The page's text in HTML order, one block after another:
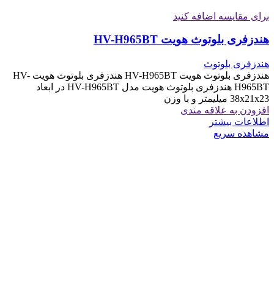
برای مقایسه اضافه کنید
هندزفری بلوتوث هویت HV-H965BT
هندزفری بلوتوث
هندزفری بلوتوث هویت HV-H965BT هندزفری بلوتوث هویت HV-
H965BT هندزفری بلوتوث هویت مدل HV-H965BT در ابعاد
38x21x23 میلیمتر و با وزن
افزودن به علاقه مندی
اطلاعات بیشتر
مشاهده سریع